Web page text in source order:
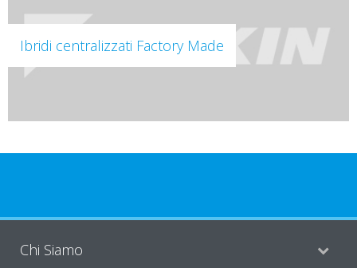
Ibridi centralizzati Factory Made
Chi Siamo